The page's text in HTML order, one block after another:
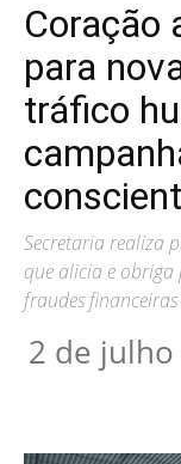
Coração
para
tráfico
Secretaria realiza
que alicia e obriga
fraudes
2 de